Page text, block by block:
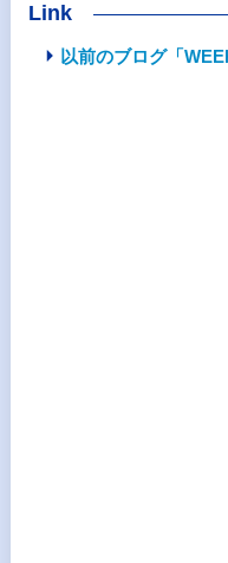
Link
以前のブログ「